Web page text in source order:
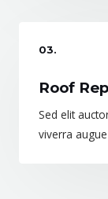
03.
Roof
Sed elit
viverra